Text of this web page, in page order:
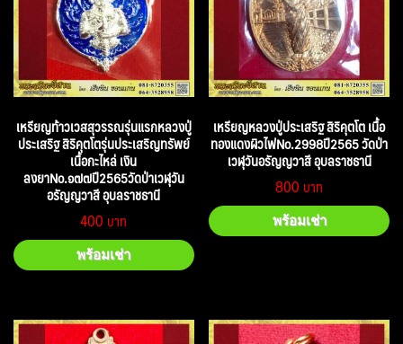
เหรียญท้าวเวสสุวรรณรุ่นแรกหลวงปู่
ประเสริฐ สิริคุตโตรุ่นประเสริญทรัพย์
เนื้อกะไหล่ เงิน
ลงยาNo.๑๗๗ปี2565วัดป่าเวฬุวัน
อรัญญวาสี อุบลราชธานี
400
พร้อมเช่า
เหรียญหลวงปู่ประเสริฐ สิริคุตโต เนื้อ
ทองแดงผิวไฟNo.2998ปี2565 วัดป่า
เวฬุวันอรัญญวาสี อุบลราชธานี
800
พร้อมเช่า